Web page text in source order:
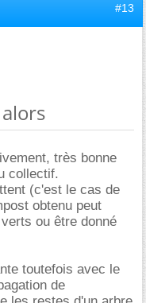
#13
très bonne
collectif.
(c'est le cas de
obtenu peut
ou être donné
toutefois avec le
de